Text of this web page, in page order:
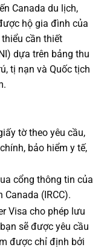
Canada du lịch,
hộ gia đình của
cần thiết
dựa trên bảng thu
tị nạn và Quốc tịch
tờ theo yêu cầu,
bảo hiểm y tế,
cổng thông tin của
Canada (IRCC).
Visa cho phép lưu
sẽ được yêu cầu
được chỉ định bởi